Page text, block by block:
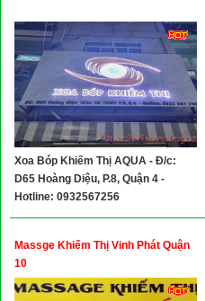
Xoa Bóp Khiếm Thị AQUA - Đ/c:
D65 Hoàng Diệu, P.8, Quận 4 -
Hotline: 0932567256
Massge Khiếm Thị Vinh Phát Quận
10